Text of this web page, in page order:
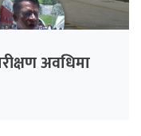
अवधिमा